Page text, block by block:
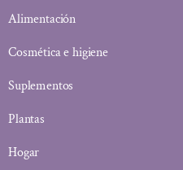
Alimentación
Cosmética e higiene
Suplementos
Plantas
Hogar